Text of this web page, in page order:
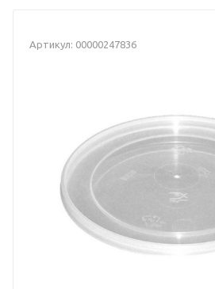
Артикул: 00000247836